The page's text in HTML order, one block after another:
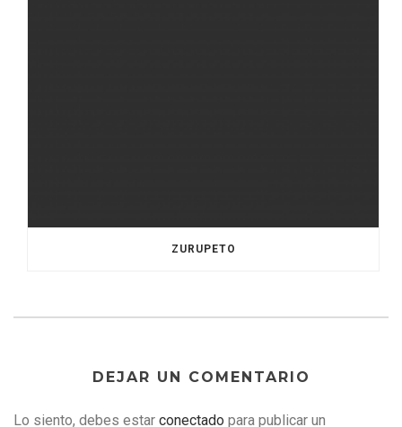
ZURUPETO
DEJAR UN COMENTARIO
Lo siento, debes estar conectado para publicar un